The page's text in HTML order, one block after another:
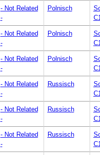
- Not Related
-
Polnisch
- Not Related
-
Polnisch
- Not Related
-
Polnisch
- Not Related
-
Russisch
- Not Related
-
Russisch
- Not Related
-
Russisch